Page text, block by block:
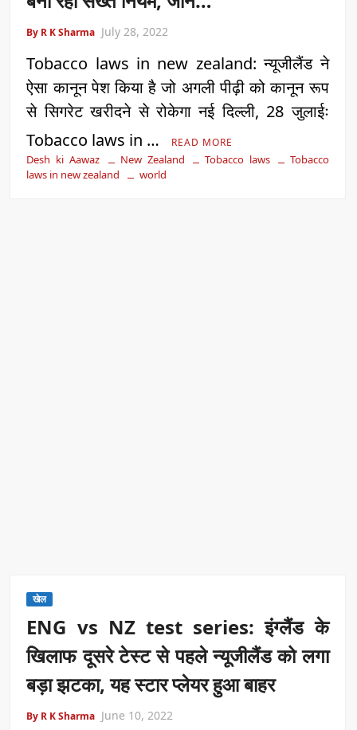
By R K Sharma July 28, 2022
Tobacco laws in new zealand: न्यूजीलैंड ने
ऐसा कानून पेश किया है जो अगली पीढ़ी को कानून रूप
से सिगरेट खरीदने से रोकेगा नई दिल्ली, 28 जुलाईः
Tobacco laws in …
READ MORE
Desh ki Aawaz New Zealand Tobacco laws
Tobacco
laws in new zealand
world
खेल
ENG vs NZ test series: इंग्लैंड के
खिलाफ दूसरे टेस्ट से पहले न्यूजीलैंड को लगा
बड़ा झटका, यह स्टार प्लेयर हुआ बाहर
By R K Sharma June 10, 2022